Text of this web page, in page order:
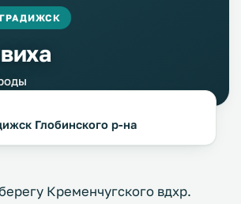
Глобинского р-на
Кременчугского вдхр.